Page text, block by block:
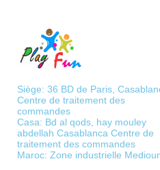
Siège: 36 BD de Paris,
Centre de traitement des
commandes
Casa: Bd al qods, hay mouley
abdellah Casablanca Centre de
traitement des commandes
Maroc: Zone industrielle